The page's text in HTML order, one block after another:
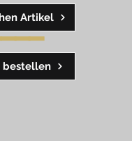
bestellen
Artikel
━━━